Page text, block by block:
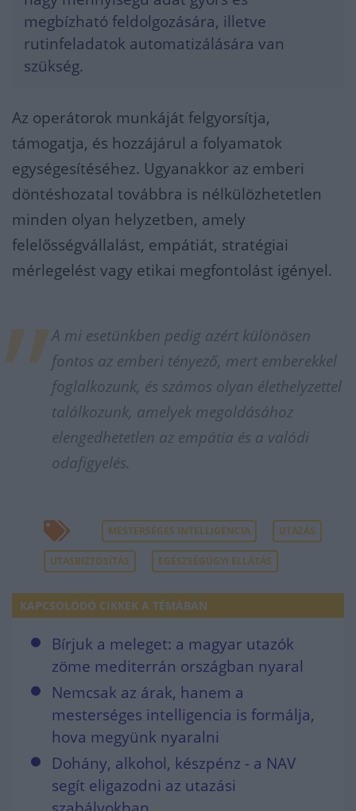
megbízható feldolgozására, illetve
rutinfeladatok automatizálására van
szükség.
Az operátorok munkáját felgyorsítja,
támogatja, és hozzájárul a folyamatok
egységesítéséhez. Ugyanakkor az emberi
döntéshozatal továbbra is nélkülözhetetlen
minden olyan helyzetben, amely
felelősségvállalást, empátiát, stratégiai
mérlegelést vagy etikai megfontolást igényel.
A mi esetünkben pedig azért különösen
fontos az emberi tényező, mert emberekkel
foglalkozunk, és számos olyan élethelyzettel
találkozunk, amelyek megoldásához
elengedhetetlen az empátia és a valódi
odafigyelés.
MESTERSÉGES INTELLIGENCIA UTAZÁS
UTASBIZTOSÍTÁS EGÉSZSÉGÜGYI ELLÁTÁS
KAPCSOLÓDÓ CIKKEK A TÉMÁBAN
Bírjuk a meleget: a magyar utazók
zöme mediterrán országban nyaral
Nemcsak az árak, hanem a
mesterséges intelligencia is formálja,
hova megyünk nyaralni
Dohány, alkohol, készpénz - a NAV
segít eligazodni az utazási